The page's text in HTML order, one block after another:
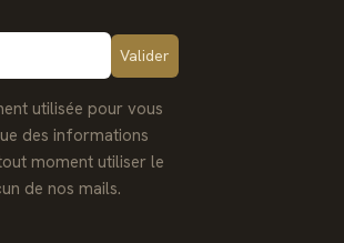
utilisée pour vous
des informations
moment utiliser le
de nos mails.